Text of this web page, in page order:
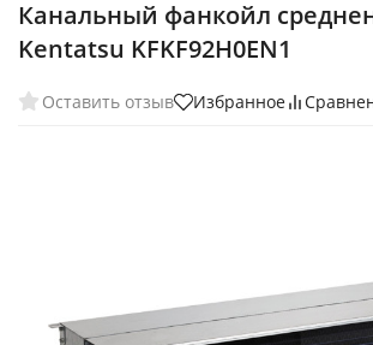
Канальный фанкойл
Kentatsu KFKF92H0EN1
Оставить отзыв Избранное